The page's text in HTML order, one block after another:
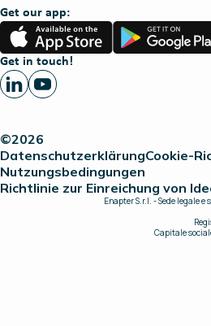
Get our app:
App
Store
Google
Play
Get in touch!
©2026
DatenschutzerklärungCookie-
Nutzungsbedingungen
Richtlinie zur Einreichung von
Enapter S.r.l. - Sede legale
Capitale